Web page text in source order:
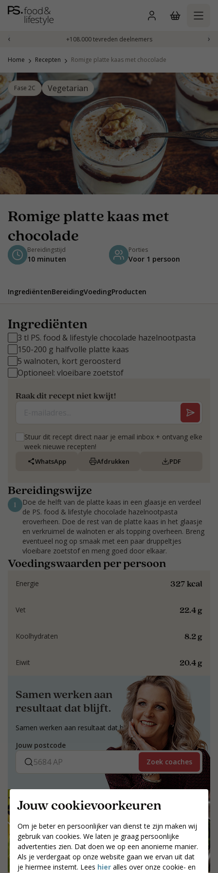
Jouw cookievoorkeuren
Om je beter en persoonlijker van dienst te zijn maken wij
gebruik van cookies. We laten je graag persoonlijke
advertenties zien. Dat doen we op een anonieme manier.
Als je verdergaat op onze website gaan we ervan uit dat
je hiermee instemt. Lees hier alles over onze cookie- en
Naar
inhoud
‹ +108.000 tevreden deelnemers ›
Home Recepten Romige platte kaas met chocolade
Fase 2C Vegetarian
Romige platte kaas met
chocolade
Bereidingstijd
10 minuten
Porties
Voor 1 persoon
IngrediëntenBereidingVoedingProducten
Ingrediënten
3 tl PS. food & lifestyle chocolade hazelnootpasta
150-200 g halfvolle platte kaas
5 walnoten, kort geroosterd
Optioneel: vloeibare zoetstof
Raak dit recept niet kwijt!
Stuur dit recept direct naar je email inbox + ontvang elke
week nieuwe recepten!
WhatsApp Afdrukken PDF
Bereidingswijze
1
Doe de helft van de platte kaas in een glaasje en verdeel
de PS. food & lifestyle chocolade hazelnootpasta
eroverheen. Doe de rest van de platte kaas in het glaasje
en verkruimel de walnoten er als topping overheen. Breng
eventueel nog op smaak met een paar druppeltjes
vloeibare zoetstof en meng goed door elkaar.
Voedingswaarden per persoon
327 kcal
Energie
22.4 g
Vet
8.2 g
Koolhydraten
20.4 g
Eiwit
Samen werken aan
resultaat dat blijft.
Samen werken aan resultaat dat blijft.
Jouw postcode
Zoek coaches